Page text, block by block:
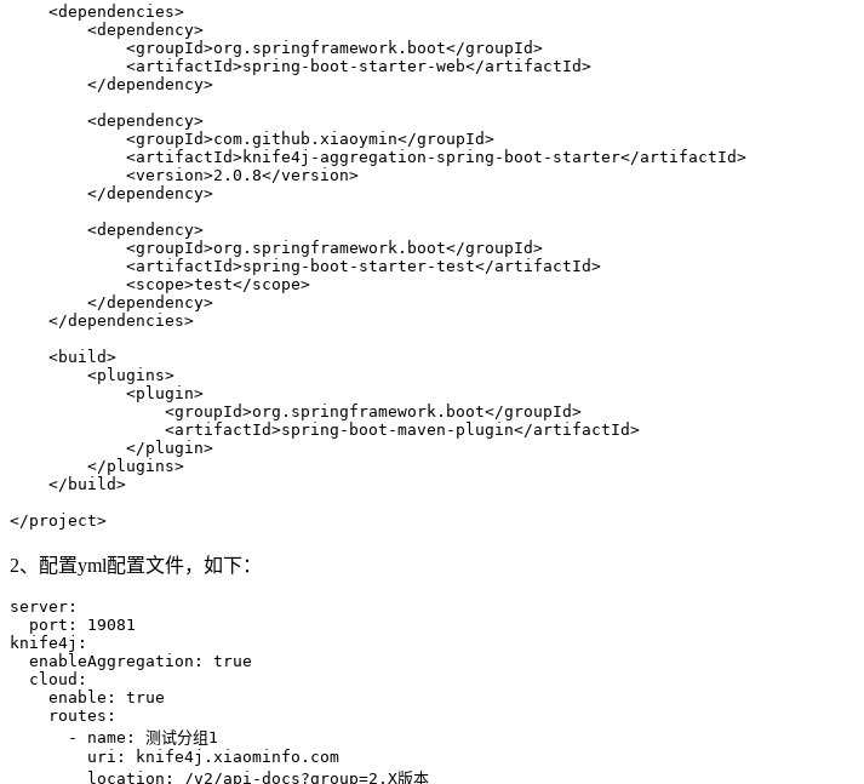
    <
dependencies>
        <
dependency>
            <
groupId>org.springframework.boot</groupId>
            <
artifactId>spring-boot-starter-web</artifactId>
        </
dependency>
        <
dependency>
            <
groupId>com.github.xiaoymin</groupId>
            <
artifactId>knife4j-aggregation-spring-boot-starter</artifactId>
            <
version>2.0.8</version>
        </
dependency>
        <
dependency>
            <
groupId>org.springframework.boot</groupId>
            <
artifactId>spring-boot-starter-test</artifactId>
            <
scope>test</scope>
        </
dependency>
    </
dependencies>
    <
build>
        <
plugins>
            <
plugin>
                <
groupId>org.springframework.boot</groupId>
                <
artifactId>spring-boot-maven-plugin</artifactId>
            </
plugin>
        </
plugins>
    </
build>
</project>
2、配置yml配置文件，如下：
server :
  port
:
19081
knife4j :
  enableAggregation
:
true
  cloud
:
    enable
:
true
    routes
:
      -
name :
测试分组1
        uri
:
knife4j.xiaominfo.com
        location
: /v2/api-docs?group=2.X版本